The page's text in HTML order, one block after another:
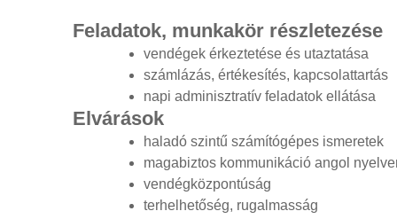
Feladatok, munkakör részletezése
vendégek érkeztetése és utaztatása
számlázás, értékesítés, kapcsolattartás
napi adminisztratív feladatok ellátása
Elvárások
haladó szintű számítógépes ismeretek
magabiztos kommunikáció angol
vendégközpontúság
terhelhetőség, rugalmasság